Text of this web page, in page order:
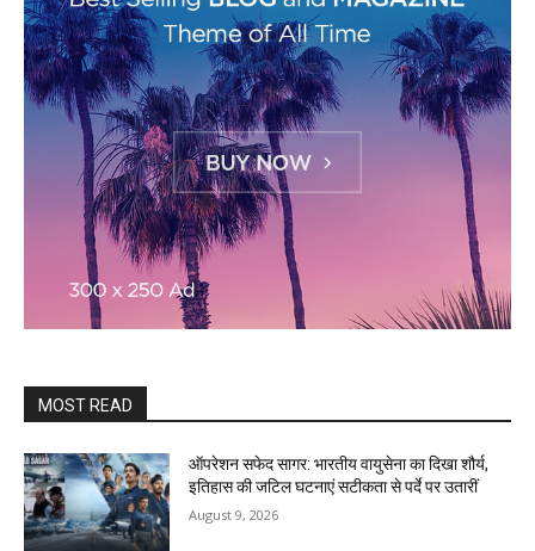
MOST READ
ऑपरेशन सफेद सागर: भारतीय वायुसेना का दिखा शौर्य,
इतिहास की जटिल घटनाएं सटीकता से पर्दे पर उतारीं
August 9, 2026